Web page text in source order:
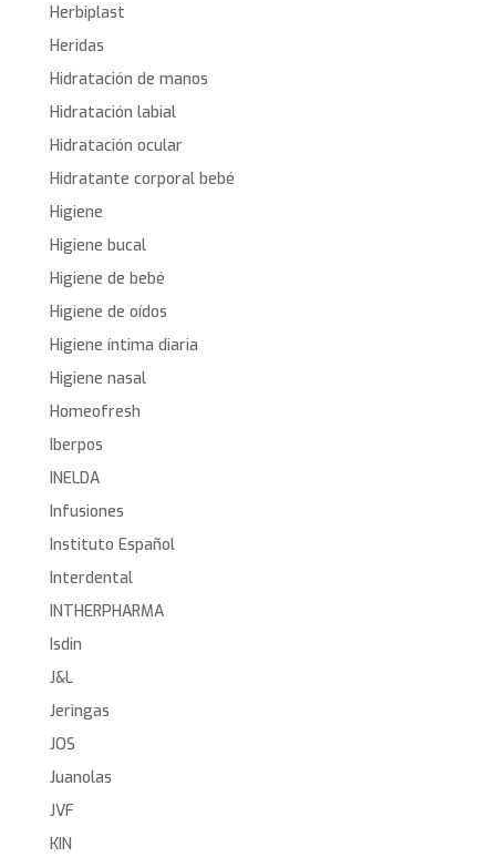
Herbiplast
Heridas
Hidratación de manos
Hidratación labial
Hidratación ocular
Hidratante corporal bebé
Higiene
Higiene bucal
Higiene de bebé
Higiene de oídos
Higiene íntima diaria
Higiene nasal
Homeofresh
Iberpos
INELDA
Infusiones
Instituto Español
Interdental
INTHERPHARMA
Isdin
J&L
Jeringas
JOS
Juanolas
JVF
KIN